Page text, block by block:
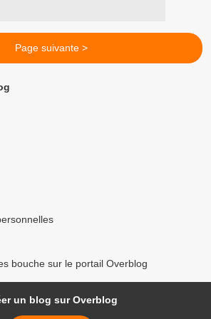
Page suivante >
bouche sur le portail Overblog
un blog sur Overblog